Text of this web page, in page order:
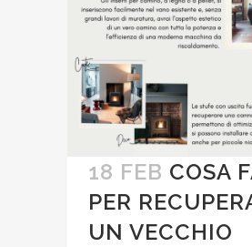
18 FEB COSA
PER
UN VECCHIO